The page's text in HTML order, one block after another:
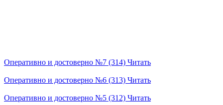
Оперативно и достоверно №7 (314) Читать
Оперативно и достоверно №6 (313) Читать
Оперативно и достоверно №5 (312) Читать